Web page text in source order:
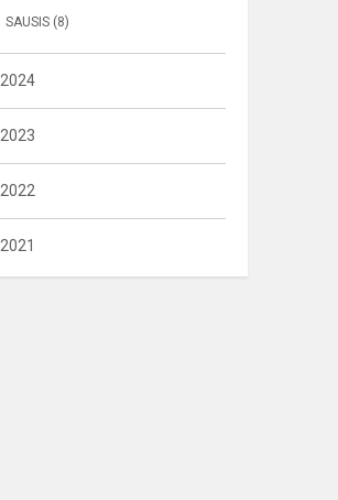
SAUSIS (8)
2024
2023
2022
2021